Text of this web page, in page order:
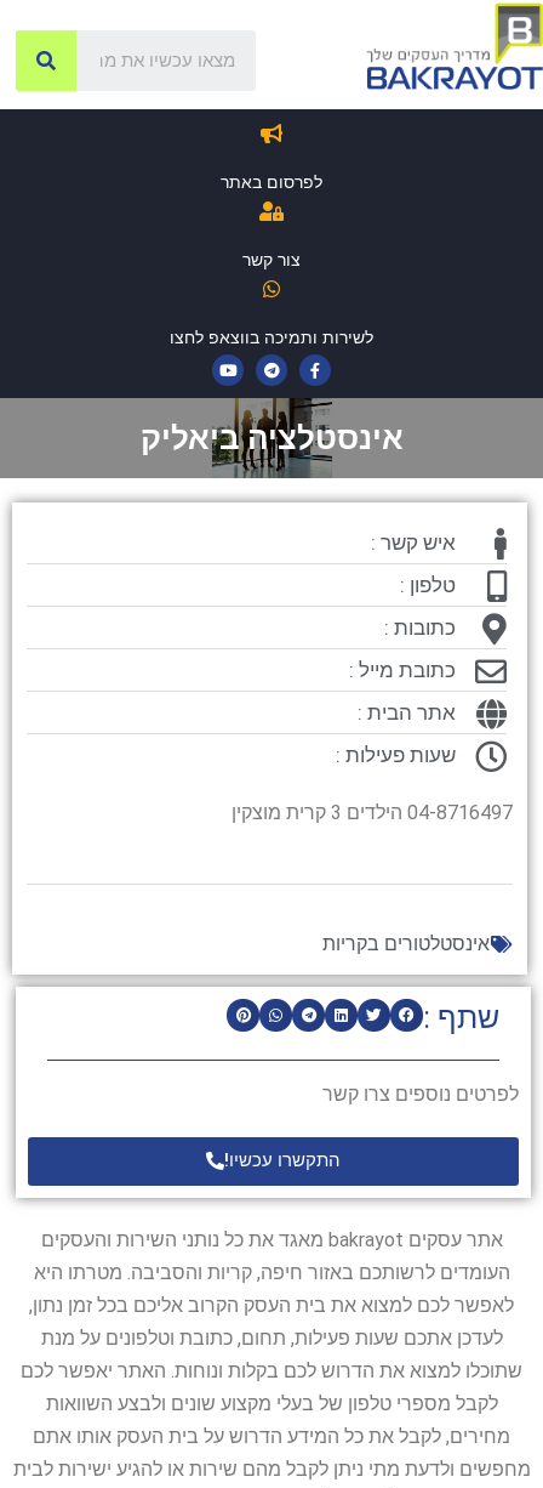
לפרסום באתר
צור קשר
לשירות ותמיכה בווצאפ לחצו
אינסטלציה ביאליק
שתף :
לפרטים נוספים צרו קשר
התקשרו עכשיו!
איש קשר :
טלפון :
כתובות :
כתובת מייל :
אתר הבית :
שעות פעילות :
04-8716497 הילדים 3 קרית מוצקין
אינסטלטורים בקריות
אתר עסקים bakrayot מאגד את כל נותני השירות והעסקים
העומדים לרשותכם באזור חיפה, קריות והסביבה. מטרתו היא
לאפשר לכם למצוא את בית העסק הקרוב אליכם בכל זמן נתון,
לעדכן אתכם שעות פעילות, תחום, כתובת וטלפונים על מנת
שתוכלו למצוא את הדרוש לכם בקלות ונוחות. האתר יאפשר לכם
לקבל מספרי טלפון של בעלי מקצוע שונים ולבצע השוואות
מחירים, לקבל את כל המידע הדרוש על בית העסק אותו אתם
מחפשים ולדעת מתי ניתן לקבל מהם שירות או להגיע ישירות לבית